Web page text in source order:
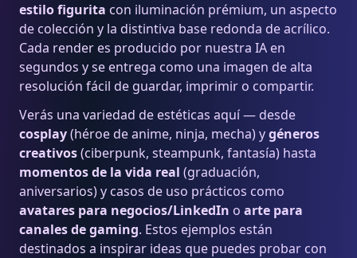
estilo figurita con iluminación prémium, un aspecto
de colección y la distintiva base redonda de acrílico.
Cada render es producido por nuestra IA en
segundos y se entrega como una imagen de alta
resolución fácil de guardar, imprimir o compartir.
Verás una variedad de estéticas aquí — desde
cosplay(héroe de anime, ninja, mecha) ygéneros
creativos(ciberpunk, steampunk, fantasía) hasta
momentos de la vida real (graduación,
aniversarios) y casos de uso prácticos como
avatares para negocios/LinkedIn o arte para
canales de gaming. Estos ejemplos están
destinados a inspirar ideas que puedes probar con